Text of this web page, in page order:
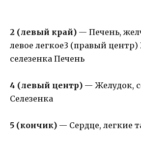
2 (левый край) — Печень,
левое легкое3 (правый
селезенка Печень
4 (левый центр) — Желудок,
Селезенка
5 (кончик) — Сердце, легкие